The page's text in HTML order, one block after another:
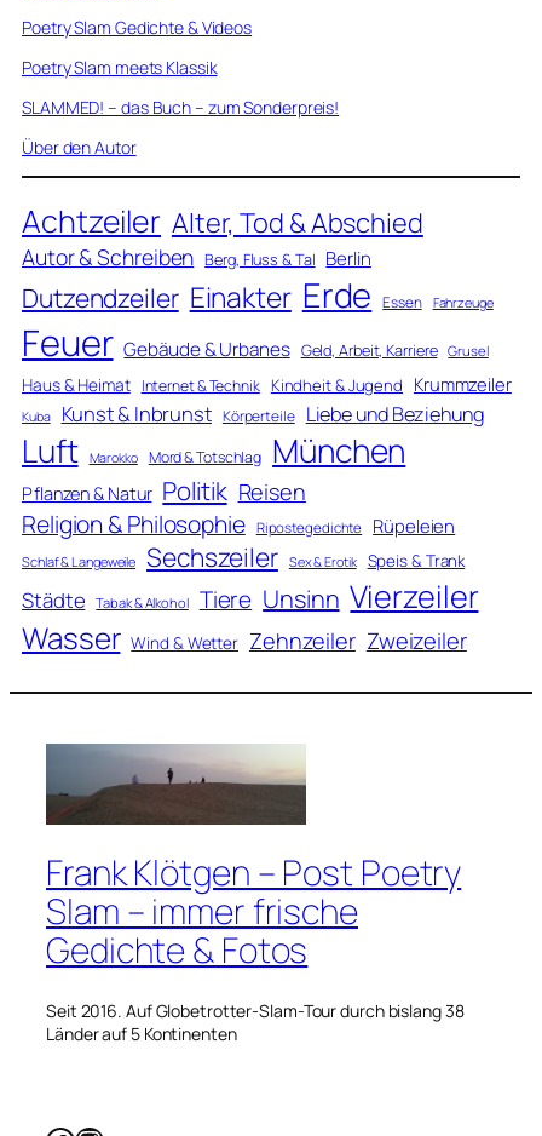
Poetry Slam Gedichte & Videos
Poetry Slam meets Klassik
SLAMMED! – das Buch – zum Sonderpreis!
Über den Autor
Achtzeiler Alter, Tod & Abschied
Autor & Schreiben Berg, Fluss & Tal Berlin
Dutzendzeiler Einakter Erde Essen Fahrzeuge
Feuer Gebäude & Urbanes Geld, Arbeit, Karriere Grusel
Haus & Heimat Internet & Technik Kindheit & Jugend Krummzeiler
Kuba Kunst & Inbrunst Körperteile Liebe und Beziehung
Luft Marokko Mord & Totschlag München
Pflanzen & Natur Politik Reisen
Religion & Philosophie Ripostegedichte Rüpeleien
Schlaf & Langeweile Sechszeiler Sex & Erotik Speis & Trank
Städte Tabak & Alkohol Tiere Unsinn Vierzeiler
Wasser Wind & Wetter Zehnzeiler Zweizeiler
Frank Klötgen – Post Poetry
Slam – immer frische
Gedichte & Fotos
Seit 2016. Auf Globetrotter-Slam-Tour durch bislang 38
Länder auf 5 Kontinenten